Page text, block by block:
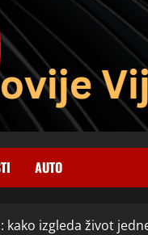
AUTO
izgleda život